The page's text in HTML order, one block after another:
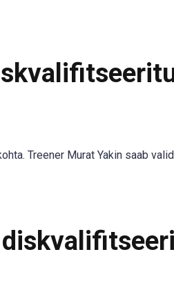
Treener Murat Yakin saab